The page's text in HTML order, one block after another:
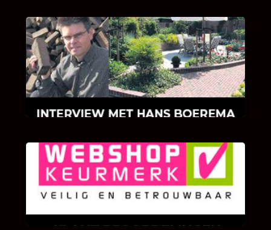
INTERVIEW MET HANS BOEREMA
Hoe Bricks and Stones ontstaan is en wat
Hans Boerema motiveert in de wereld van
klinkers en tegels!
KLANT BEOORDELINGEN
We zijn er zeer op gesteld om te weten wat u
als klant van ons en onze diensten vindt.